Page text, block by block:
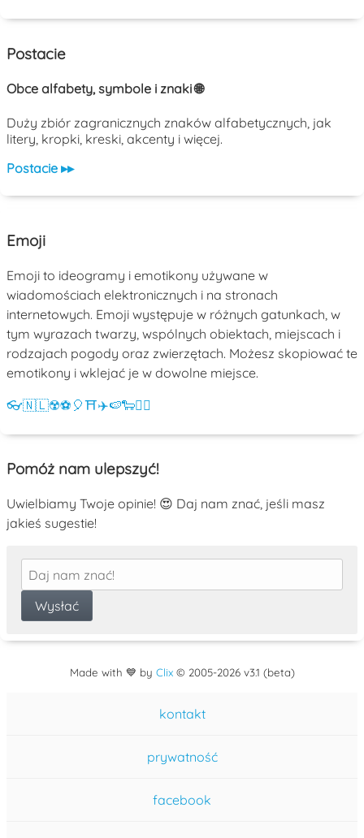
Postacie
Obce alfabety, symbole i znaki 🌐
Duży zbiór zagranicznych znaków alfabetycznych, jak
litery, kropki, kreski, akcenty i więcej.
Postacie ▸▸
Emoji
Emoji to ideogramy i emotikony używane w
wiadomościach elektronicznych i na stronach
internetowych. Emoji występuje w różnych gatunkach, w
tym wyrazach twarzy, wspólnych obiektach, miejscach i
rodzajach pogody oraz zwierzętach. Możesz skopiować te
emotikony i wklejać je w dowolne miejsce.
👓🇳🇱☢️⚽ 🎈⛩️✈️🍉🐑💁‍♀️
Pomóż nam ulepszyć!
Uwielbiamy Twoje opinie! 😍 Daj nam znać, jeśli masz
jakieś sugestie!
Made with 💙 by Clix© 2005-2026 v3.1 (beta)
kontakt
prywatność
facebook